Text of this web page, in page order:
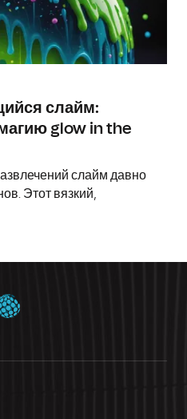
слайм:
glow in the
слайм давно
Этот вязкий,